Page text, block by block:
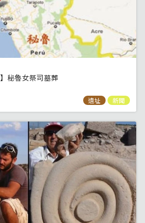
秘魯女祭司墓葬
遺址 新聞